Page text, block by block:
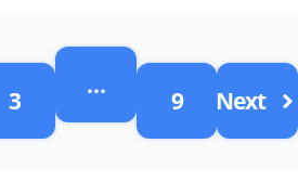
3
…
9 Next